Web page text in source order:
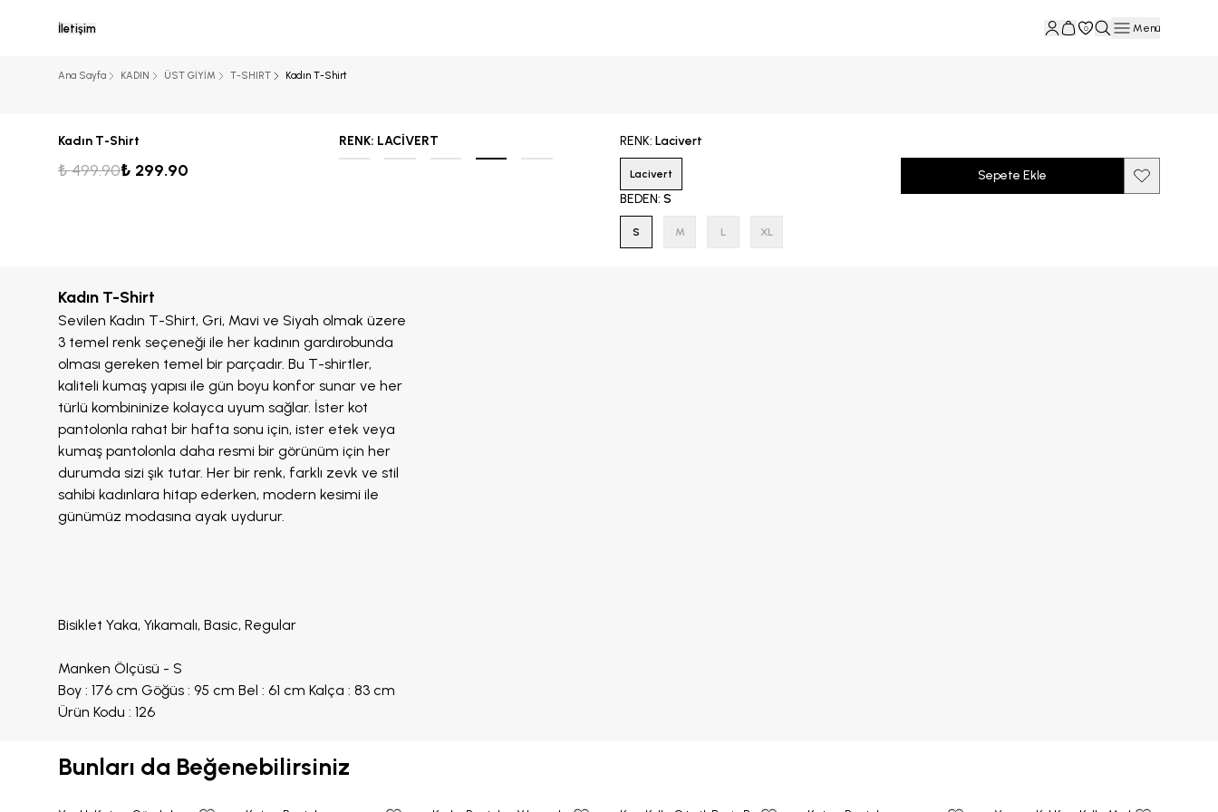
İletişim 0 Menü
Ana Sayfa KADIN ÜST GİYİM T-SHIRT Kadın T-Shirt
Kadın T-Shirt
₺ 499.90₺ 299.90
RENK: LACİVERT RENK: Lacivert
Lacivert
BEDEN: S
S M L XL
Sepete Ekle
Kadın T-Shirt
Sevilen Kadın T-Shirt, Gri, Mavi ve Siyah olmak üzere
3 temel renk seçeneği ile her kadının gardırobunda
olması gereken temel bir parçadır. Bu T-shirtler,
kaliteli kumaş yapısı ile gün boyu konfor sunar ve her
türlü kombininize kolayca uyum sağlar. İster kot
pantolonla rahat bir hafta sonu için, ister etek veya
kumaş pantolonla daha resmi bir görünüm için her
durumda sizi şık tutar. Her bir renk, farklı zevk ve stil
sahibi kadınlara hitap ederken, modern kesimi ile
günümüz modasına ayak uydurur.
Bisiklet Yaka, Yıkamalı, Basic, Regular
Manken Ölçüsü - S
Boy : 176 cm Göğüs : 95 cm Bel : 61 cm Kalça : 83 cm
Ürün Kodu : 126
Bunları da Beğenebilirsiniz